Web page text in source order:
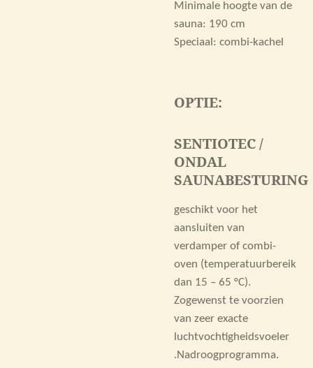
Minimale hoogte van de
sauna: 190 cm
Speciaal: combi-kachel
OPTIE:
SENTIOTEC /
ONDAL
SAUNABESTURING
geschikt voor het
aansluiten van
verdamper of combi-
oven (temperatuurbereik
dan 15 – 65 °C).
Zogewenst te voorzien
van zeer exacte
luchtvochtigheidsvoeler
.Nadroogprogramma.